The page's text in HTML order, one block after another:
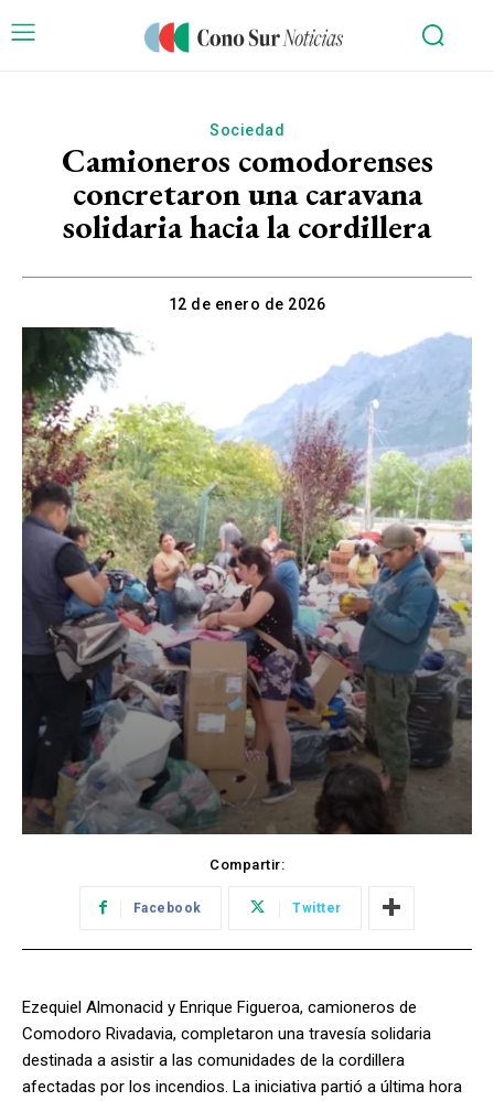
Sociedad
Camioneros comodorenses
concretaron una caravana
solidaria hacia la cordillera
12 de enero de 2026
Compartir:
Facebook Twitter
Ezequiel Almonacid y Enrique Figueroa, camioneros de
Comodoro Rivadavia, completaron una travesía solidaria
destinada a asistir a las comunidades de la cordillera
afectadas por los incendios. La iniciativa partió a última hora